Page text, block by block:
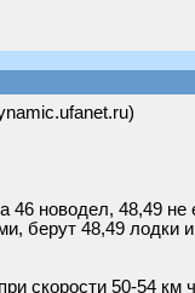
46 новодел, 48,49 не
берут 48,49 лодки
скорости 50-54